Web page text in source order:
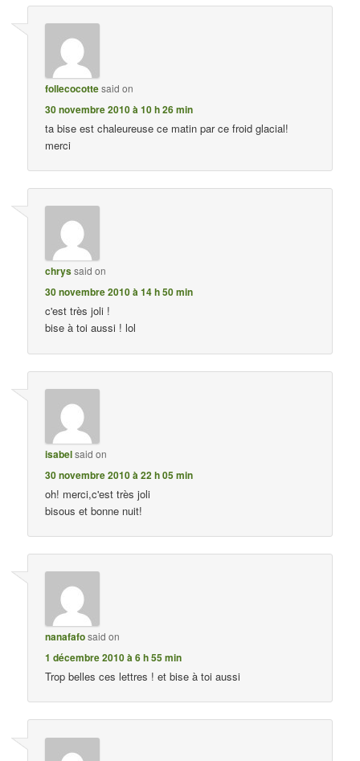
follecocottesaid on
30 novembre 2010 à 10 h 26 min
ta bise est chaleureuse ce matin par ce froid glacial!
merci
chryssaid on
30 novembre 2010 à 14 h 50 min
c'est très joli !
bise à toi aussi ! lol
isabelsaid on
30 novembre 2010 à 22 h 05 min
oh! merci,c'est très joli
bisous et bonne nuit!
nanafafosaid on
1 décembre 2010 à 6 h 55 min
Trop belles ces lettres ! et bise à toi aussi